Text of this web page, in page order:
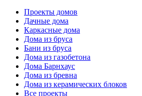
Проекты домов
Дачные дома
Каркасные дома
Дома из бруса
Бани из бруса
Дома из газобетона
Дома Барнхаус
Дома из бревна
Дома из керамических блоков
Все проекты